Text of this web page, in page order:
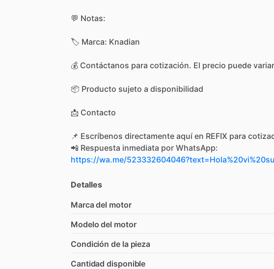
💬 Notas:
🏷️ Marca: Knadian
💰 Contáctanos para cotización. El precio puede variar
📦 Producto sujeto a disponibilidad
📩 Contacto
📌 Escríbenos directamente aquí en REFIX para
📲 Respuesta inmediata por WhatsApp:
https://wa.me/
Detalles
Marca del motor
Modelo del motor
Condición de la pieza
Cantidad disponible